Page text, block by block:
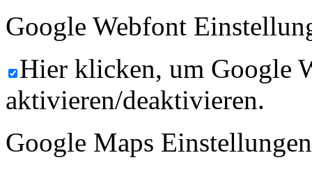
Google Webfont
Hier klicken, um Google
aktivieren/deaktivieren.
Google Maps